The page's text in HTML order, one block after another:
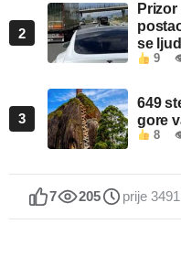
2
se
9
3
649
gore
8
7 205 prije